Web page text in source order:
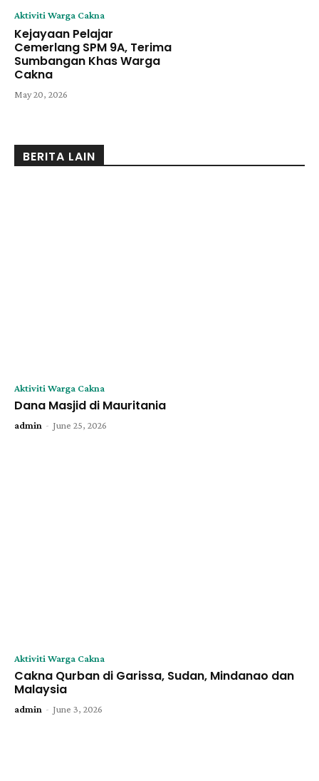
Aktiviti Warga Cakna
Kejayaan Pelajar
Cemerlang SPM 9A, Terima
Sumbangan Khas Warga
Cakna
May 20, 2026
BERITA LAIN
Aktiviti Warga Cakna
Dana Masjid di Mauritania
admin - June 25, 2026
Aktiviti Warga Cakna
Cakna Qurban di Garissa, Sudan, Mindanao dan
Malaysia
admin - June 3, 2026